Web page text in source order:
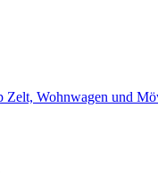
Unsere Webseite ist
Drittanbietern
erbringen
sind die Partner